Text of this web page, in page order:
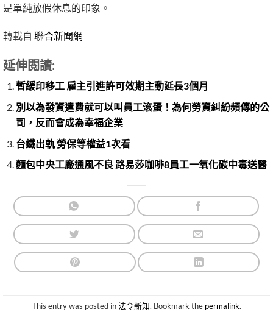
是單純放假休息的印象。
轉載自 聯合新聞網
延伸閱讀:
暫緩印移工 雇主引進許可效期主動延長3個月
別以為發資遣費就可以叫員工滾蛋！為何勞資糾紛頻傳的公
司，反而會成為幸福企業
台鐵出軌 勞保等權益1次看
麵包中央工廠通風不良 路易莎咖啡8員工一氧化碳中毒送醫
This entry was posted in法令新知. Bookmark the permalink.